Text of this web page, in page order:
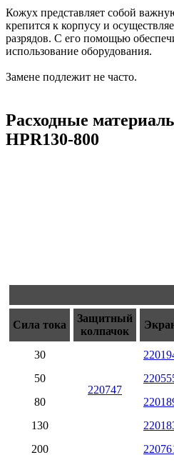
Кожух представляет собой
крепится к корпусу и
разрядов. С его помощью
использование оборудования.
Замене подлежит не часто.
Расходные
HPR130-800
Сила тока
Защитный
колпачок
30
220747
50
80
130
200